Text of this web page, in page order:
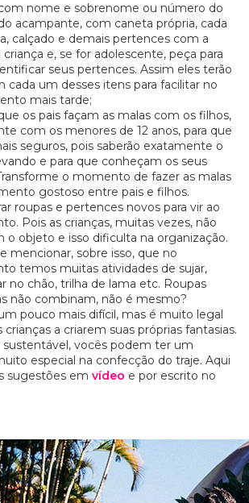
nome e sobrenome ou número do
acampante, com caneta própria, cada
calçado e demais pertences com a
e, se for adolescente, peça para
seus pertences. Assim eles terão
cada um desses itens para facilitar no
mais tarde;
os pais façam as malas com os filhos,
com os menores de 12 anos, para que
seguros, pois saberão exatamente o
e para que conheçam os seus
o momento de fazer as malas
gostoso entre pais e filhos.
roupas e pertences novos para vir ao
Pois as crianças, muitas vezes, não
o objeto e isso dificulta na organização.
mencionar, sobre isso, que no
temos muitas atividades de sujar,
no chão, trilha de lama etc. Roupas
não combinam, não é mesmo?
pouco mais difícil, mas é muito legal
crianças a criarem suas próprias fantasias.
sustentável, vocês podem ter um
especial na confecção do traje. Aqui
sugestões em vídeo e por escrito no